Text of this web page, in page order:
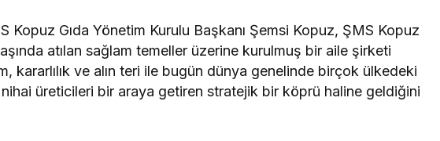
Kopuz Gıda Yönetim Kurulu Başkanı Şemsi Kopuz, ŞMS Kopuz
başında atılan sağlam temeller üzerine kurulmuş bir aile şirketi
kararlılık ve alın teri ile bugün dünya genelinde birçok ülkedeki
üreticileri bir araya getiren stratejik bir köprü haline geldiğini